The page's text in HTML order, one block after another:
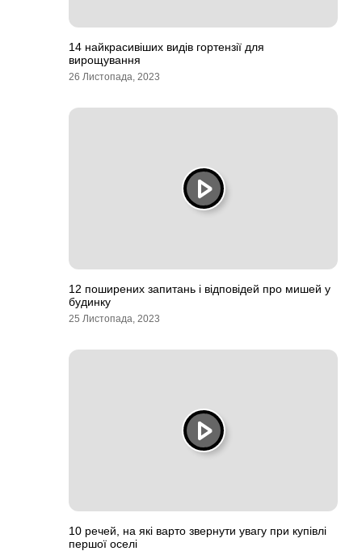
14 найкрасивіших видів гортензії для
вирощування
26 Листопада, 2023
12 поширених запитань і відповідей про мишей у
будинку
25 Листопада, 2023
10 речей, на які варто звернути увагу при купівлі
першої оселі